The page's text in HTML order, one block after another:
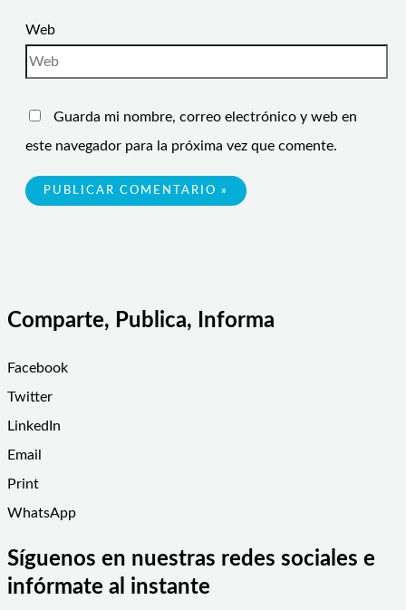
Web
Guarda mi nombre, correo electrónico y web en
este navegador para la próxima vez que comente.
Comparte, Publica, Informa
Facebook
Twitter
LinkedIn
Email
Print
WhatsApp
Síguenos en nuestras redes sociales e
infórmate al instante